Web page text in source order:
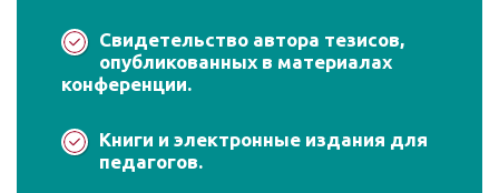
Свидетельство автора тезисов,
опубликованных в материалах
конференции.
Книги и электронные издания для
педагогов.